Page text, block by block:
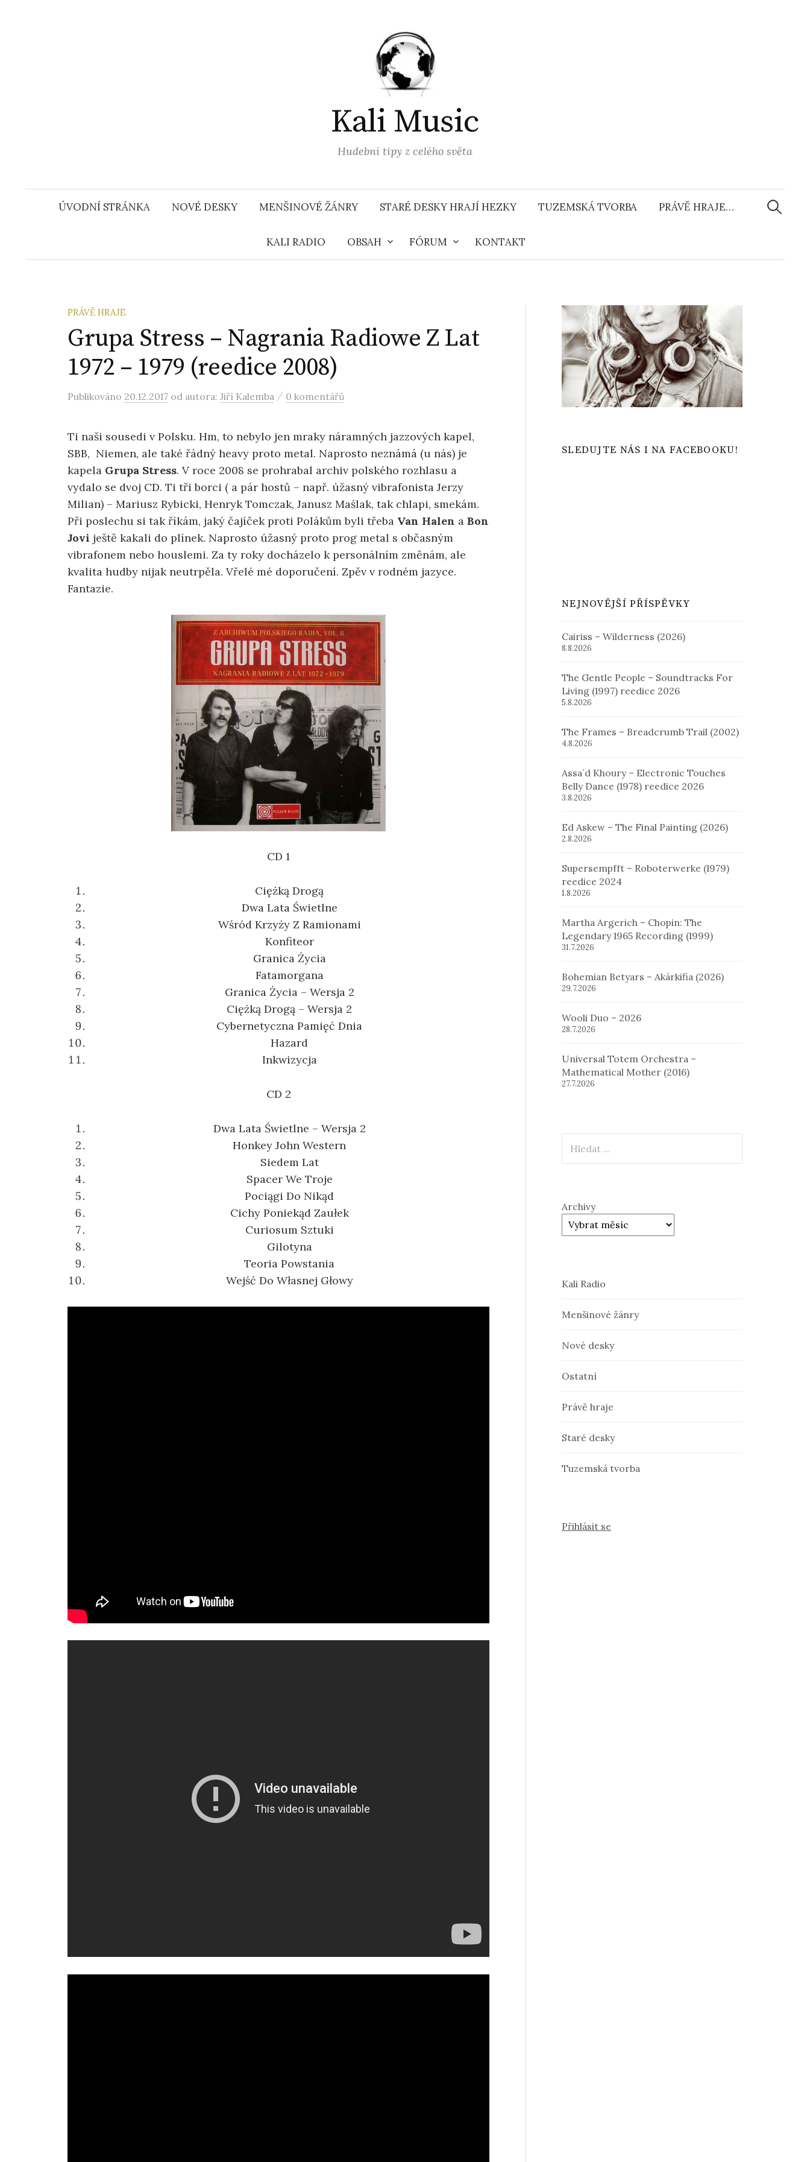
Kali Music
Hudební tipy z celého světa
ÚVODNÍ STRÁNKA NOVÉ DESKY MENŠINOVÉ ŽÁNRY STARÉ DESKY HRAJÍ HEZKY TUZEMSKÁ TVORBA PRÁVĚ HRAJE…
KALI RADIO OBSAH FÓRUM KONTAKT
PRÁVĚ HRAJE
Grupa Stress – Nagrania Radiowe Z Lat
1972 – 1979 (reedice 2008)
Publikováno 20.12.2017 od autora: Jiří Kalemba / 0 komentářů
Ti naši sousedi v Polsku. Hm, to nebylo jen mraky náramných jazzových kapel,
SBB, Niemen, ale také řádný heavy proto metal. Naprosto neznámá (u nás) je
kapela Grupa Stress. V roce 2008 se prohrabal archiv polského rozhlasu a
vydalo se dvoj CD. Ti tři borci ( a pár hostů – např. úžasný vibrafonista Jerzy
Milian) – Mariusz Rybicki, Henryk Tomczak, Janusz Maślak, tak chlapi, smekám.
Při poslechu si tak říkám, jaký čajíček proti Polákům byli třeba Van Halen a Bon
Jovi ještě kakali do plínek. Naprosto úžasný proto prog metal s občasným
vibrafonem nebo houslemi. Za ty roky docházelo k personálním změnám, ale
kvalita hudby nijak neutrpěla. Vřelé mé doporučení. Zpěv v rodném jazyce.
Fantazie.
CD 1
Ciężką Drogą
Dwa Lata Świetlne
Wśród Krzyży Z Ramionami
Konfiteor
Granica Życia
Fatamorgana
Granica Życia – Wersja 2
Ciężką Drogą – Wersja 2
Cybernetyczna Pamięć Dnia
Hazard
Inkwizycja
CD 2
Dwa Lata Świetlne – Wersja 2
Honkey John Western
Siedem Lat
Spacer We Troje
Pociągi Do Nikąd
Cichy Poniekąd Zaułek
Curiosum Sztuki
Gilotyna
Teoria Powstania
Wejść Do Własnej Głowy
SLEDUJTE NÁS I NA FACEBOOKU!
NEJNOVĚJŠÍ PŘÍSPĚVKY
Cairiss – Wilderness (2026)
8.8.2026
The Gentle People – Soundtracks For
Living (1997) reedice 2026
5.8.2026
The Frames – Breadcrumb Trail (2002)
4.8.2026
Assa´d Khoury – Electronic Touches
Belly Dance (1978) reedice 2026
3.8.2026
Ed Askew – The Final Painting (2026)
2.8.2026
Supersempfft – Roboterwerke (1979)
reedice 2024
1.8.2026
Martha Argerich – Chopin: The
Legendary 1965 Recording (1999)
31.7.2026
Bohemian Betyars – Akárkifia (2026)
29.7.2026
Wooli Duo – 2026
28.7.2026
Universal Totem Orchestra –
Mathematical Mother (2016)
27.7.2026
Archivy
Kali Radio
Menšinové žánry
Nové desky
Ostatní
Právě hraje
Staré desky
Tuzemská tvorba
Přihlásit se